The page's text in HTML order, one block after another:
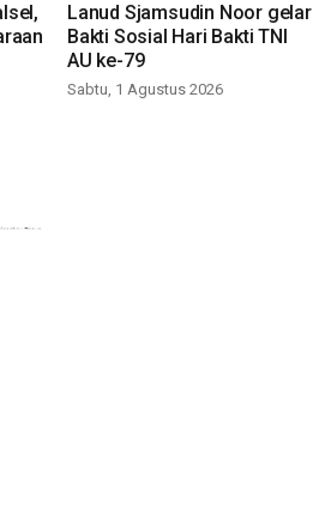
Lanud Sjamsudin Noor gelar
Bakti Sosial Hari Bakti TNI
AU ke-79
Sabtu, 1 Agustus 2026